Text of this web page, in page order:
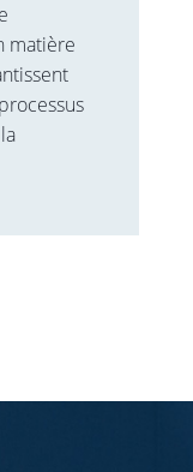
matière